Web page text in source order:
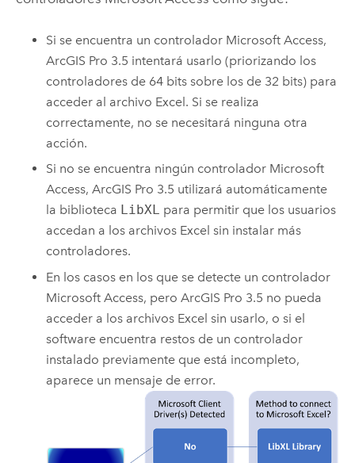
Si se encuentra un controlador Microsoft Access,
ArcGIS Pro 3.5 intentará usarlo (priorizando los
controladores de 64 bits sobre los de 32 bits) para
acceder al archivo Excel. Si se realiza
correctamente, no se necesitará ninguna otra
acción.
Si no se encuentra ningún controlador Microsoft
Access,ArcGIS Pro 3.5 utilizará automáticamente
la biblioteca LibXL para permitir que los usuarios
accedan a los archivos Excel sin instalar más
controladores.
En los casos en los que se detecte un controlador
Microsoft Access, peroArcGIS Pro 3.5 no pueda
acceder a los archivos Excel sin usarlo, o si el
software encuentra restos de un controlador
instalado previamente que está incompleto,
aparece un mensaje de error.